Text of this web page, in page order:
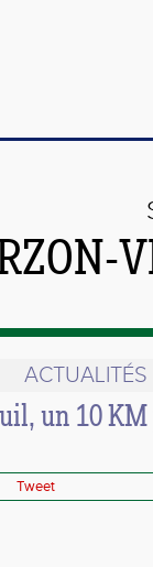
ACTUALITÉS
un 10
Tweet